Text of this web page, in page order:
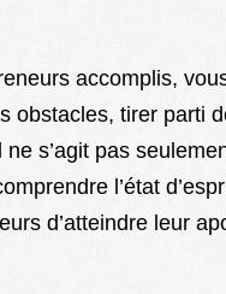
accomplis,
obstacles, tirer parti
s’agit pas
l’état
d’atteindre leur